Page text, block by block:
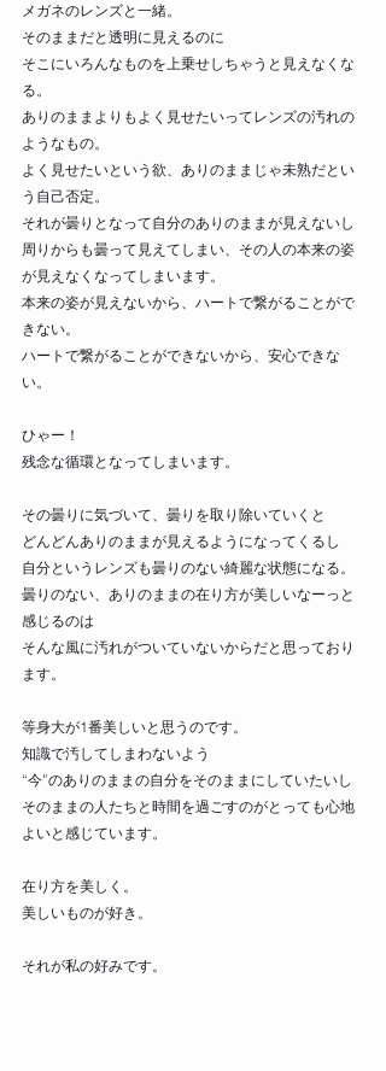
メガネのレンズと一緒。
そのままだと透明に見えるのに
そこにいろんなものを上乗せしちゃうと見えなくな
る。
ありのままよりもよく見せたいってレンズの汚れの
ようなもの。
よく見せたいという欲、ありのままじゃ未熟だとい
う自己否定。
それが曇りとなって自分のありのままが見えないし
周りからも曇って見えてしまい、その人の本来の姿
が見えなくなってしまいます。
本来の姿が見えないから、ハートで繋がることがで
きない。
ハートで繋がることができないから、安心できな
い。
ひゃー！
残念な循環となってしまいます。
その曇りに気づいて、曇りを取り除いていくと
どんどんありのままが見えるようになってくるし
自分というレンズも曇りのない綺麗な状態になる。
曇りのない、ありのままの在り方が美しいなーっと
感じるのは
そんな風に汚れがついていないからだと思っており
ます。
等身大が1番美しいと思うのです。
知識で汚してしまわないよう
“今”のありのままの自分をそのままにしていたいし
そのままの人たちと時間を過ごすのがとっても心地
よいと感じています。
在り方を美しく。
美しいものが好き。
それが私の好みです。